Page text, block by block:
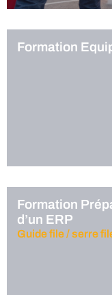
Formation
Formation
d’un ERP
Guide file / serre